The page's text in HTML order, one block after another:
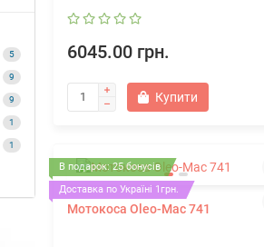
5
9
9
1
1
6045.00 грн.
Купити
В подарок: 25 бонусів
Доставка по Україні 1грн.
Мотокоса Oleo-Mac 741